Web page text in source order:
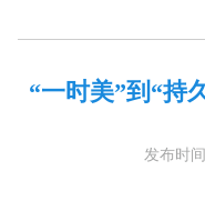
“一时美”到“
发布时